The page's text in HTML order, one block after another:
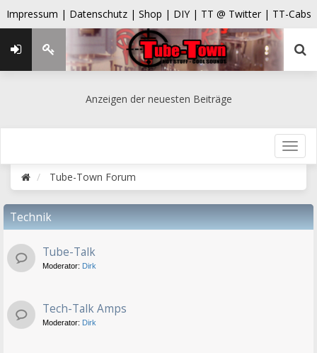
Impressum | Datenschutz | Shop | DIY | TT @ Twitter | TT-Cabs
Anzeigen der neuesten Beiträge
Tube-Town Forum
Technik
Tube-Talk
Moderator: Dirk
Tech-Talk Amps
Moderator: Dirk